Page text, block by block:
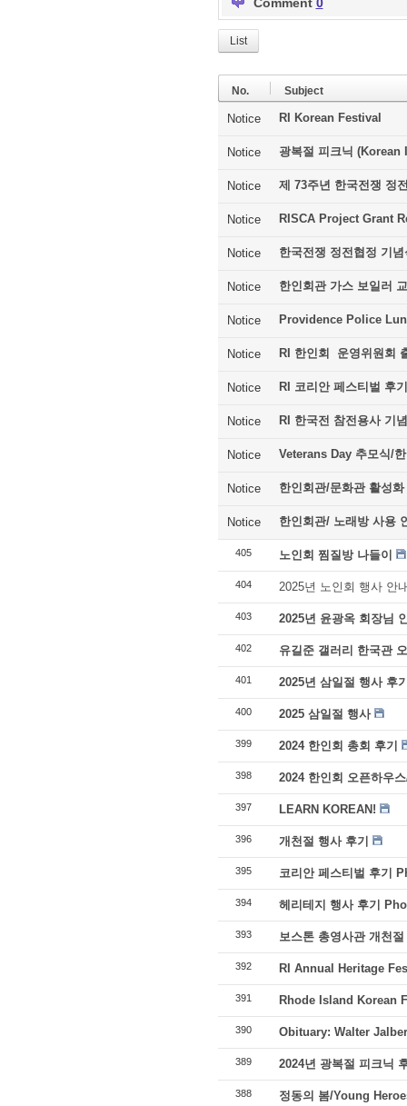
List
No. Subject
Notice RI Korean Festival
Notice 광복절 피크닉
Notice 제 73주년 한국전쟁 정
Notice RISCA Project Grant
Notice 한국전쟁 정전협정 기념
Notice 한인회관 가스 보일러
Notice Providence Police
Notice RI 한인회 운영위원회
Notice RI 코리안 페스티벌 후기
Notice RI 한국전 참전용사 기
Notice Veterans Day 추모식/
Notice 한인회관/문화관 활성화
Notice 한인회관/ 노래방 사용
405 노인회 찜질방 나들이
404 2025년 노인회 행사 안
403 2025년 윤광옥 회장님
402 유길준 갤러리 한국관
401 2025년 삼일절 행사 후
400 2025 삼일절 행사
399 2024 한인회 총회 후기
398 2024 한인회 오픈하우
397 LEARN KOREAN!
396 개천절 행사 후기
395 코리안 페스티벌 후기
394 헤리테지 행사 후기
393 보스톤 총영사관 개천절
392 RI Annual Heritage
391 Rhode Island Korean
390 Obituary: Walter
389 2024년 광복절 피크닉
388 정동의 봄/Young